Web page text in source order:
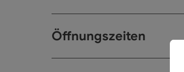
Öffnungszeiten